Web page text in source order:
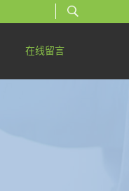
在线留言